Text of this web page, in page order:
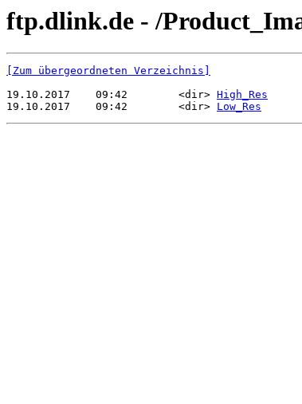
ftp.dlink.de - /
[Zum übergeordneten Verzeichnis]
19.10.2017    09:42        <dir> High_Res
19.10.2017    09:42        <dir> Low_Res